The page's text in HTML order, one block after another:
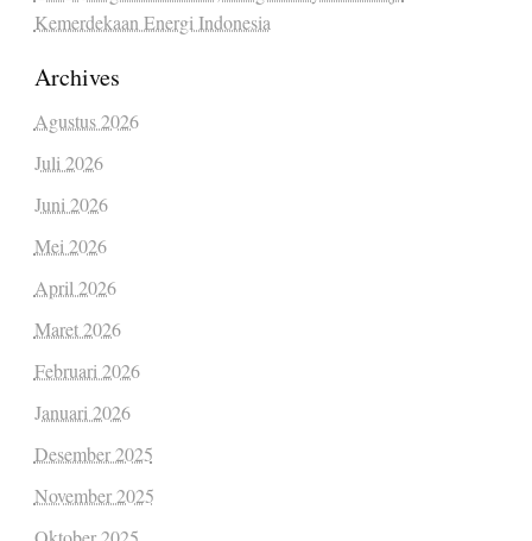
Kemerdekaan Energi Indonesia
Archives
Agustus 2026
Juli 2026
Juni 2026
Mei 2026
April 2026
Maret 2026
Februari 2026
Januari 2026
Desember 2025
November 2025